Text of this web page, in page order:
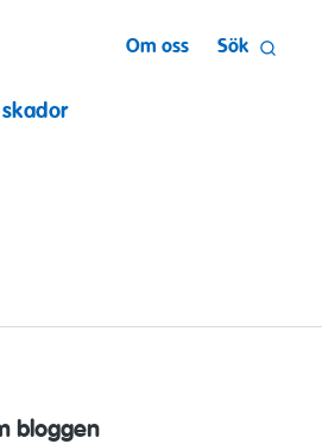
Om oss Sök
bloggen